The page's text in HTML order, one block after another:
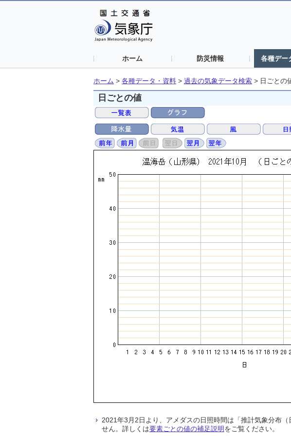
ホーム 防災情報 各種デー
ホーム > 各種データ・資料 > 過去の気象データ検索 > 日ごとの
日ごとの値
2021年3月2日より、アメダスの日照時間は「推計気象分布
せん。詳しくは要素ごとの値の補足説明をご覧ください。